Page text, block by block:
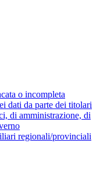
o incompleta
dati da parte dei titolari
di amministrazione, di
regionali/provinciali